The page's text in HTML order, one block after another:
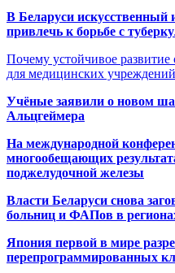
В Беларуси искусственный
привлечь к борьбе с
Почему устойчивое
для медицинских учреждений
Учёные заявили о новом
Альцгеймера
На международной
многообещающих
поджелудочной железы
Власти Беларуси снова
больниц и ФАПов в
Япония первой в мире
перепрограммированных